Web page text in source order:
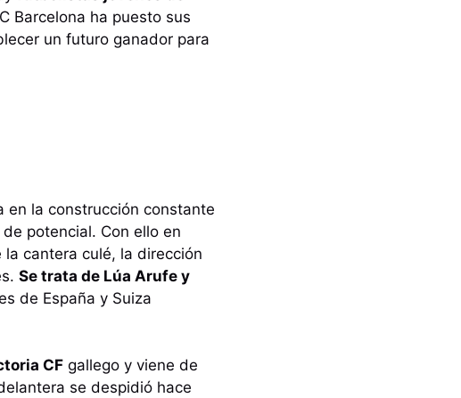
Barcelona ha puesto sus
un futuro ganador para
en la construcción constante
potencial. Con ello en
cantera culé, la dirección
Se trata de Lúa Arufe y
de España y Suiza
CF gallego y viene de
se despidió hace